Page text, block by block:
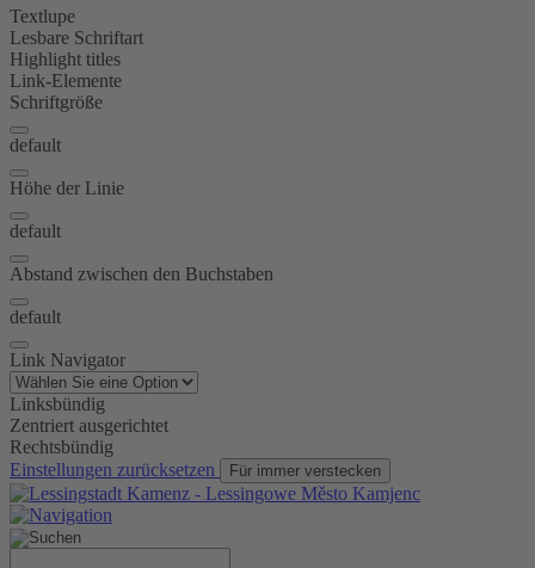
Textlupe
Lesbare Schriftart
Highlight titles
Link-Elemente
Schriftgröße
default
Höhe der Linie
default
Abstand zwischen den Buchstaben
default
Link Navigator
Linksbündig
Zentriert ausgerichtet
Rechtsbündig
Einstellungen zurücksetzen
Für immer verstecken